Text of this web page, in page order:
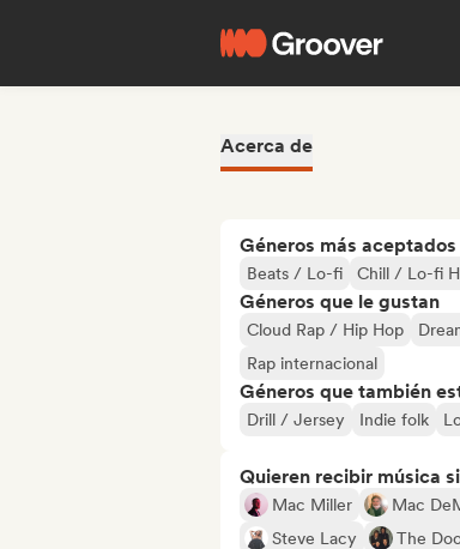
Acerca de
Géneros más aceptados
Beats / Lo-fi Chill / Lo-fi
Géneros que le gustan
Cloud Rap / Hip Hop
Rap internacional
Géneros que también
Drill / Jersey Indie folk
Quieren recibir música
Mac Miller Mac
Steve Lacy
The